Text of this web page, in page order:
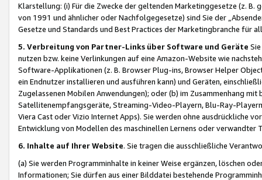
Klarstellung: (i) Für die Zwecke der geltenden Marketinggesetze (z. B.
von 1991 und ähnlicher oder Nachfolgegesetze) sind Sie der
Gesetze und Standards und Best Practices der Marketingbranche für
5. Verbreitung von Partner-Links über Software und Geräte
nutzen bzw. keine Verlinkungen auf eine Amazon-Website wie
Software-Applikationen (z. B. Browser Plug-ins, Browser Helper
ein Endnutzer installieren und ausführen kann) und Geräten,
Zugelassenen Mobilen Anwendungen); oder (b) im Zusammenhang
Satellitenempfangsgeräte, Streaming-Video-Playern, Blu-Ray-
Viera Cast oder Vizio Internet Apps). Sie werden ohne ausdrückliche
Entwicklung von Modellen des maschinellen Lernens oder
6. Inhalte auf Ihrer Website. Sie tragen die ausschließliche
(a) Sie werden Programminhalte in keiner Weise ergänzen, löschen
Informationen; Sie dürfen aus einer Bilddatei bestehende